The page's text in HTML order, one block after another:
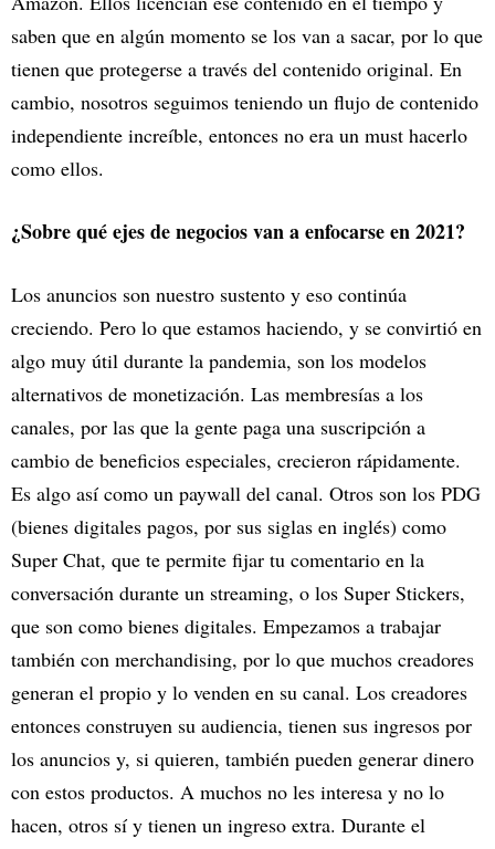
saben que en algún momento se los van a sacar, por lo que
tienen que protegerse a través del contenido original. En
cambio, nosotros seguimos teniendo un flujo de contenido
independiente increíble, entonces no era un must hacerlo
como ellos.
¿Sobre qué ejes de negocios van a enfocarse en 2021?
Los anuncios son nuestro sustento y eso continúa
creciendo. Pero lo que estamos haciendo, y se convirtió en
algo muy útil durante la pandemia, son los modelos
alternativos de monetización. Las membresías a los
canales, por las que la gente paga una suscripción a
cambio de beneficios especiales, crecieron rápidamente.
Es algo así como un paywall del canal. Otros son los PDG
(bienes digitales pagos, por sus siglas en inglés) como
Super Chat, que te permite fijar tu comentario en la
conversación durante un streaming, o los Super Stickers,
que son como bienes digitales. Empezamos a trabajar
también con merchandising, por lo que muchos creadores
generan el propio y lo venden en su canal. Los creadores
entonces construyen su audiencia, tienen sus ingresos por
los anuncios y, si quieren, también pueden generar dinero
con estos productos. A muchos no les interesa y no lo
hacen, otros sí y tienen un ingreso extra. Durante el